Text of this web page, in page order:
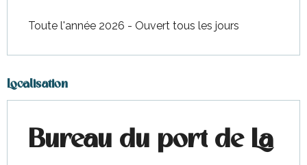
Toute l'année 2026 - Ouvert tous les jours
Localisation
Bureau du port de La